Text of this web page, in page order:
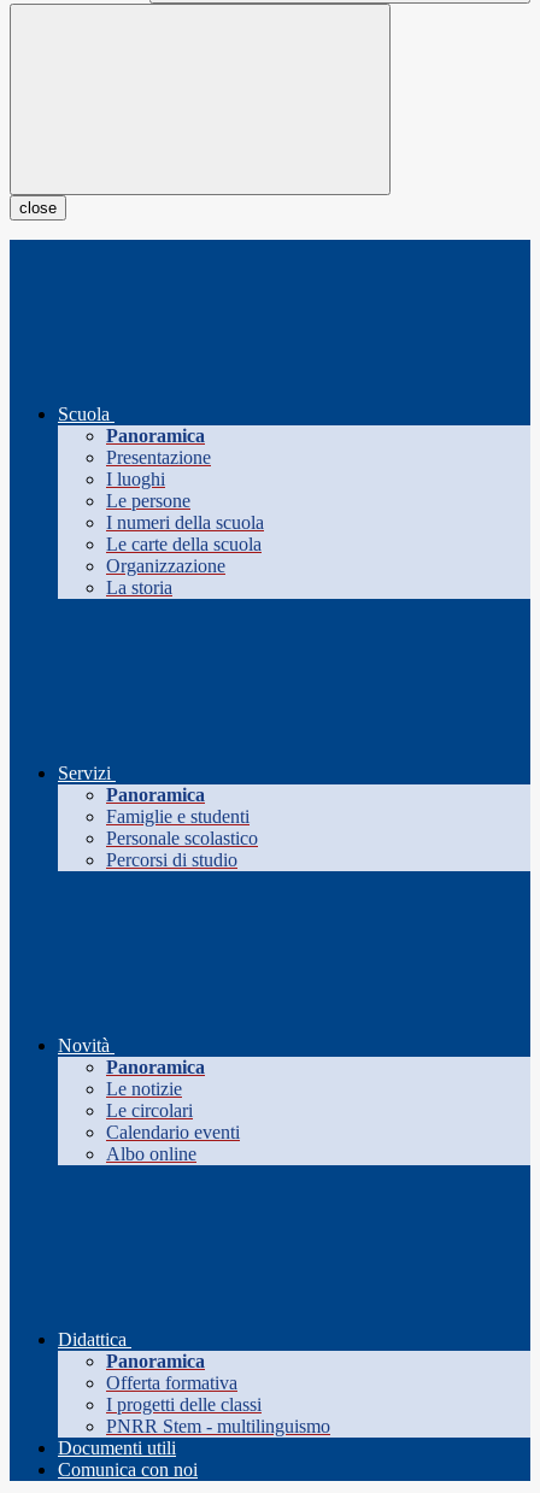
close
Scuola
Panoramica
Presentazione
I luoghi
Le persone
I numeri della scuola
Le carte della scuola
Organizzazione
La storia
Servizi
Panoramica
Famiglie e studenti
Personale scolastico
Percorsi di studio
Novità
Panoramica
Le notizie
Le circolari
Calendario eventi
Albo online
Didattica
Panoramica
Offerta formativa
I progetti delle classi
PNRR Stem - multilinguismo
Documenti utili
Comunica con noi